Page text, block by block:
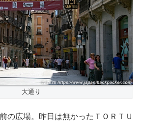
大通り
の広場。昨日は無かったＴＯＲＴＵ